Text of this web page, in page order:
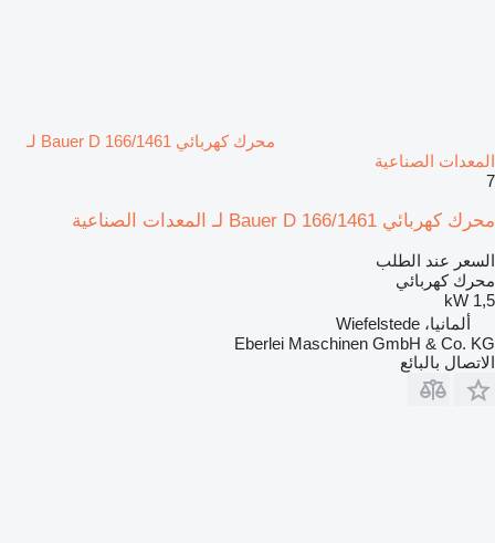
محرك كهربائي Bauer D 166/1461 لـ
المعدات الصناعية
7
محرك كهربائي Bauer D 166/1461 لـ المعدات الصناعية
السعر عند الطلب
محرك كهربائي
1,5 kW
ألمانيا، Wiefelstede
Eberlei Maschinen GmbH & Co. KG
الاتصال بالبائع